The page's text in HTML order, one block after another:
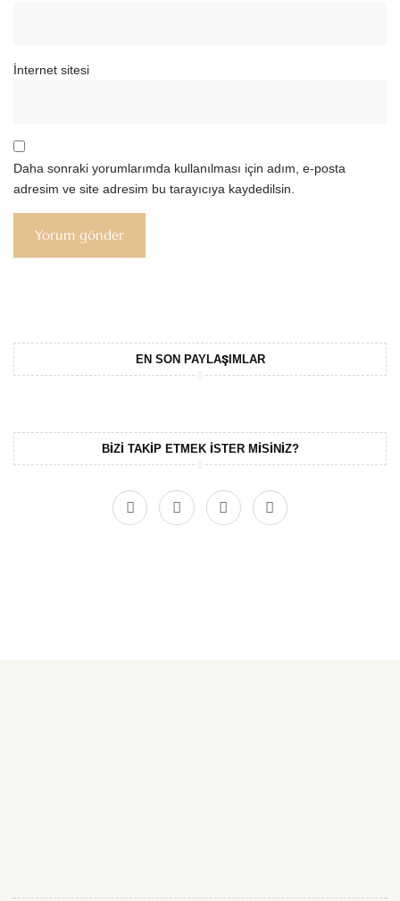
İnternet sitesi
Daha sonraki yorumlarımda kullanılması için adım, e-posta
adresim ve site adresim bu tarayıcıya kaydedilsin.
EN SON PAYLAŞIMLAR
BIZI TAKIP ETMEK ISTER MISINIZ?